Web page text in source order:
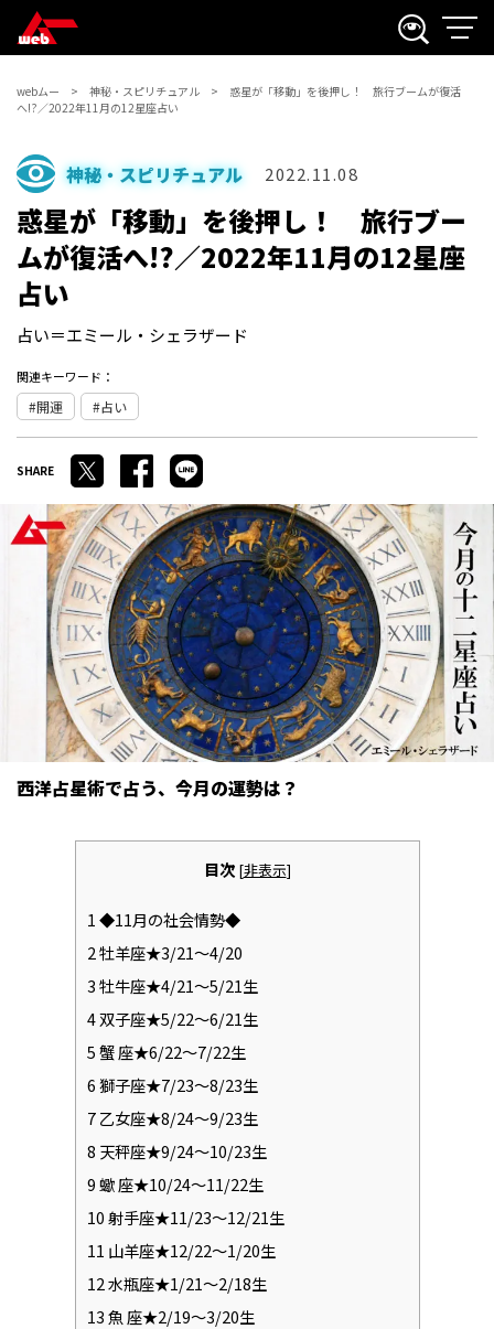
webムー 神秘・スピリチュアル
惑星が「移動」を後押し！ 旅行ブームが復活
へ!?／2022年11月の12星座占い
神秘・スピリチュアル 2022.11.08
惑星が「移動」を後押し！ 旅行ブー
ムが復活へ!?／2022年11月の12星座
占い
占い＝エミール・シェラザード
関連キーワード：
開運 占い
西洋占星術で占う、今月の運勢は？
目次 [非表示]
1◆11月の社会情勢◆
2牡羊座★3/21〜4/20
3牡牛座★4/21〜5/21生
4双子座★5/22〜6/21生
5蟹 座★6/22〜7/22生
6獅子座★7/23〜8/23生
7乙女座★8/24〜9/23生
8 天秤座★9/24〜10/23生
9蠍 座★10/24〜11/22生
10射手座★11/23〜12/21生
11 山羊座★12/22〜1/20生
12水瓶座★1/21〜2/18生
13魚 座★2/19〜3/20生